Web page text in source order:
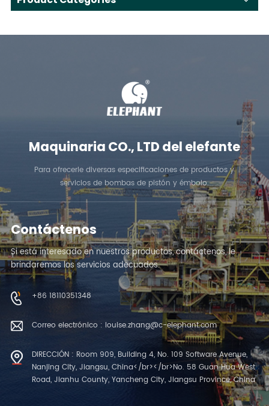
Maquinaria CO., LTD del elefante
Para ofrecerle diversas especificaciones de productos y
servicios de bombas de pistón y émbolo.
Contáctenos
Si está interesado en nuestros productos, contáctenos, le
brindaremos los servicios adecuados.
+86 18110351348
Correo electrónico : louise.zhang@c-elephant.com
DIRECCIÓN : Room 909, Building 4, No. 109 Software Avenue,
Nanjing City, Jiangsu, China</br></br>No. 58 Guan Hua West
Road, Jianhu County, Yancheng City, Jiangsu Province, China